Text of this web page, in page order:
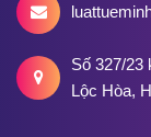
Số 327/23
Lộc Hòa,